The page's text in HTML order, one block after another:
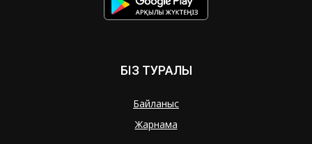
БІЗ ТУРАЛЫ
Байланыс
Жарнама